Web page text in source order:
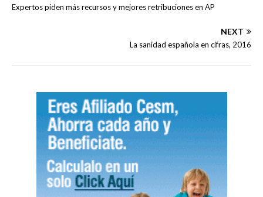
Expertos piden más recursos y mejores retribuciones en AP
NEXT
La sanidad española en cifras, 2016